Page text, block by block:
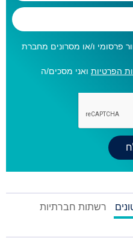
פרסומי ו/או מסרונים מחברת
הפרטיות ואני מסכים/ה
רשתות חברתיות